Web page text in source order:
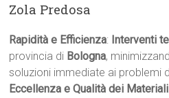
Zola Predosa
Rapidità e Efficienza: Interventi
provincia di Bologna,
soluzioni immediate ai problemi
Eccellenza e Qualità dei Materiali